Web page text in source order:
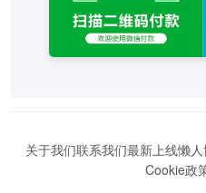
关于我们联系我们最新上线懒
Cookie政